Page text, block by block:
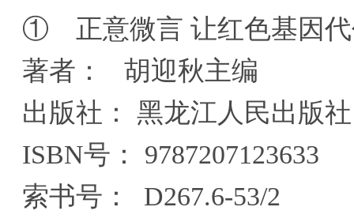
① 正意微言 让红色基因代
著者： 胡迎秋主编
出版社： 黑龙江人民出版社
ISBN号： 9787207123633
索书号： D267.6-53/2